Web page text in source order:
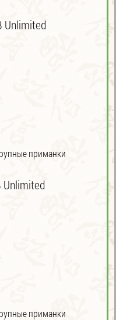
Unlimited
приманки
Unlimited
приманки